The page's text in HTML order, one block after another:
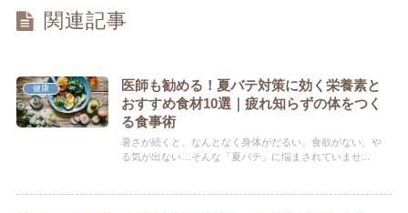
関連記事
健康
医師も勧める！夏バテ対策に効く栄養素と
おすすめ食材10選｜疲れ知らずの体をつく
る食事術
暑さが続くと、なんとなく身体がだるい、食欲がない、や
る気が出ない…そんな「夏バテ」に悩まされていませ...